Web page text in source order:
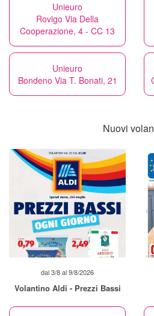
Unieuro
Rovigo Via Della
Cooperazione, 4 - CC 13
Unieuro
Bondeno Via T. Bonati, 21
Nuovi
dal 3/8 al 9/8/2026
Volantino Aldi - Prezzi Bassi